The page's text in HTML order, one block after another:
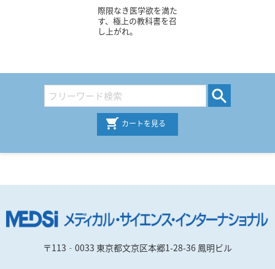
際限なき医学欲を満た
す、極上の教科書を召
し上がれ。
カートを見る
〒113‐0033 東京都文京区本郷1-28-36 鳳明ビル